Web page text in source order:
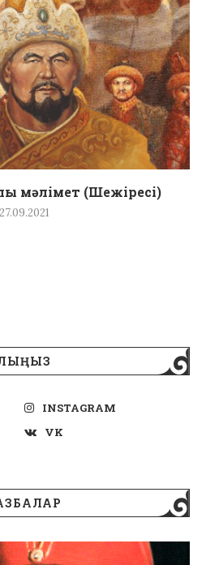
мәлімет (Шежіресі)
27.09.2021
INSTAGRAM
VK